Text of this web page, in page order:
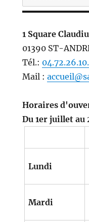
pour :
1 Square
01390 ST-
Tél.:
Mail :
Horaires
Du 1er juillet au
Lundi
Mardi